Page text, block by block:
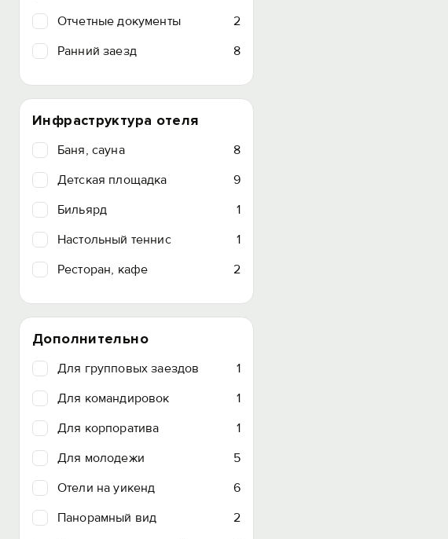
Отчетные документы
2
Ранний заезд
8
Инфраструктура отеля
Баня, сауна
8
Детская площадка
9
Бильярд
1
Настольный теннис
1
Ресторан, кафе
2
Дополнительно
Для групповых заездов
1
Для командировок
1
Для корпоратива
1
Для молодежи
5
Отели на уикенд
6
Панорамный вид
2